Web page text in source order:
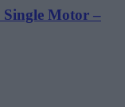
Single Motor –